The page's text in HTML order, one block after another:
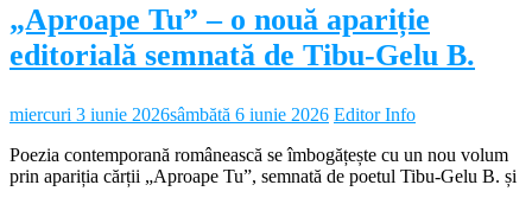
„Aproape Tu” – o nouă apariție
editorială semnată de Tibu-Gelu B.
miercuri 3 iunie 2026sâmbătă 6 iunie 2026 Editor Info
Poezia contemporană românească se îmbogățește cu un nou volum
prin apariția cărții „Aproape Tu”, semnată de poetul Tibu-Gelu B. și